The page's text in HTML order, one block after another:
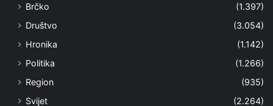
Brčko
(1.397)
Društvo
(3.054)
Hronika
(1.142)
Politika
(1.266)
Region
(935)
Svijet
(2.264)